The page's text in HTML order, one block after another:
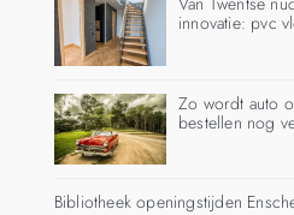
innovatie: pvc
Zo wordt auto
bestellen nog
Bibliotheek openingstijden